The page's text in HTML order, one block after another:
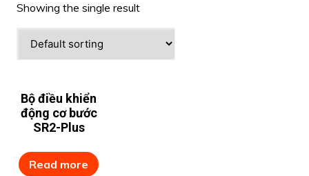
Showing the single result
Bộ điều khiển
động cơ bước
SR2-Plus
Read more